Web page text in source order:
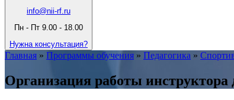
info@nii-rf.ru
Пн - Пт 9.00 - 18.00
Нужна консультация?
Главная » Программы обучения » Педагогика »
Организация работы инструктора